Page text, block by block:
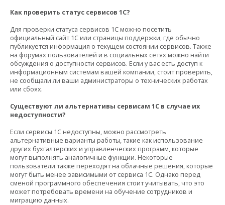
Как проверить статус сервисов 1С?
Для проверки статуса сервисов 1С можно посетить
официальный сайт 1С или страницы поддержки, где обычно
публикуется информация о текущем состоянии сервисов. Также
на форумах пользователей и в социальных сетях можно найти
обсуждения о доступности сервисов. Если у вас есть доступ к
информационным системам вашей компании, стоит проверить,
не сообщали ли ваши администраторы о технических работах
или сбоях.
Существуют ли альтернативы сервисам 1С в случае их
недоступности?
Если сервисы 1С недоступны, можно рассмотреть
альтернативные варианты работы, такие как использование
других бухгалтерских и управленческих программ, которые
могут выполнять аналогичные функции. Некоторые
пользователи также переходят на облачные решения, которые
могут быть менее зависимыми от сервиса 1С. Однако перед
сменой программного обеспечения стоит учитывать, что это
может потребовать времени на обучение сотрудников и
миграцию данных.